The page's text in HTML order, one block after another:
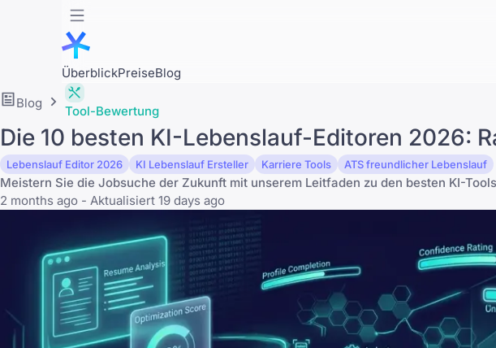
ÜberblickPreiseBlog
Blog
Tool-Bewertung
Die 10 besten KI-Lebenslauf-Editoren 2026:
Lebenslauf Editor 2026 KI Lebenslauf Ersteller Karriere Tools ATS freundlicher Lebenslauf
Meistern Sie die Jobsuche der Zukunft mit unserem Leitfaden zu den besten KI-
2 months ago - Aktualisiert 19 days ago